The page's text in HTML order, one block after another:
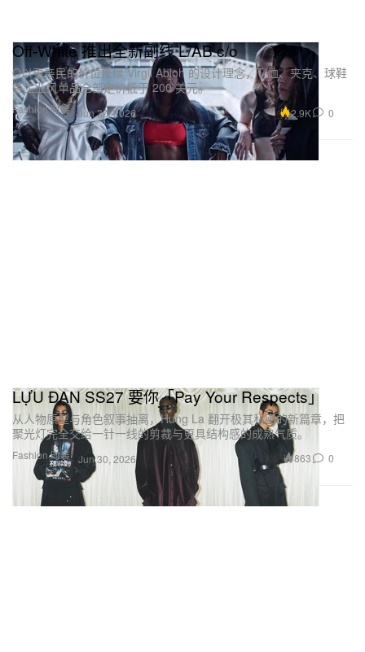
Fashion 时装
Off-White 推出全新副线 L/AB c/o
O以更亲民的价位延续 Virgil Abloh 的设计理念，T 恤、夹克、球鞋
等工业风单品全部定价低于 200 美元。
Jun 30, 2026 2.9K 0
Fashion 时装
LỰU ĐẠN SS27 要你「Pay Your Respects」
从人物原型与角色叙事抽离，Hung La 翻开极其私密的新篇章，把
聚光灯完全交给一针一线的剪裁与更具结构感的成熟气质。
Jun 30, 2026 863 0